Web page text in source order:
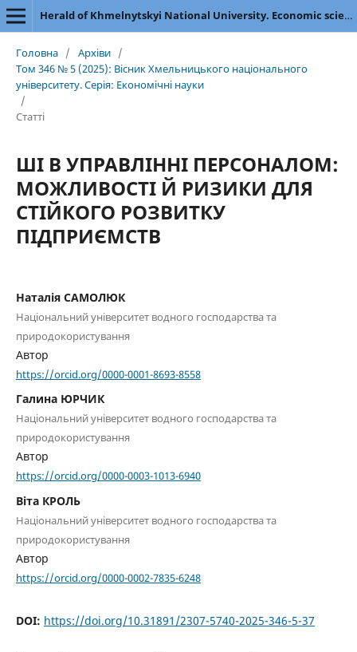
Herald of Khmelnytskyi National University. Economic sciences
Головна / Архіви /
Том 346 № 5 (2025): Вісник Хмельницького національного
університету. Серія: Економічні науки
/
Статті
ШІ В УПРАВЛІННІ ПЕРСОНАЛОМ:
МОЖЛИВОСТІ Й РИЗИКИ ДЛЯ
СТІЙКОГО РОЗВИТКУ
ПІДПРИЄМСТВ
Наталія САМОЛЮК
Національний університет водного господарства та
природокористування
Автор
https://orcid.org/0000-0001-8693-8558
Галина ЮРЧИК
Національний університет водного господарства та
природокористування
Автор
https://orcid.org/0000-0003-1013-6940
Віта КРОЛЬ
Національний університет водного господарства та
природокористування
Автор
https://orcid.org/0000-0002-7835-6248
DOI: https://doi.org/10.31891/2307-5740-2025-346-5-37